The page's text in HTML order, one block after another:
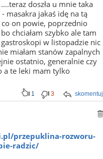
doszła u mnie taka
masakra jakaś idę na tą
on powie, poprzednio
chciałam szybko ale tam
w listopadzie nic
miałam stanów zapalnych
ostatnio, generalnie czy
a te leki mam tylko
skomentuj
1 3
przepuklina-rozworu-
radzic/